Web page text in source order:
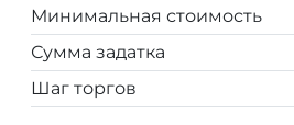
Минимальная стоимость
Сумма задатка
Шаг торгов